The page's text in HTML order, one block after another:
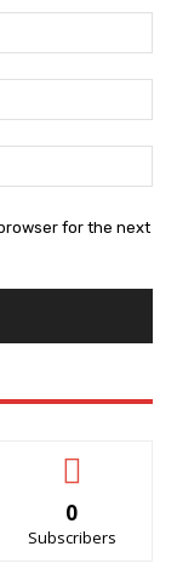
for the next
0
Subscribers